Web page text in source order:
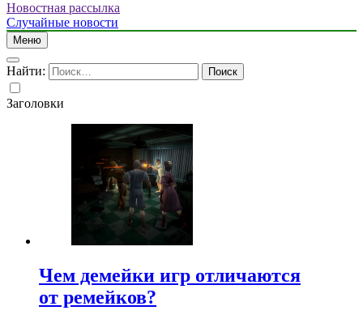
Новостная рассылка
Случайные новости
Меню
Найти:
Заголовки
Чем демейки игр отличаются
от ремейков?